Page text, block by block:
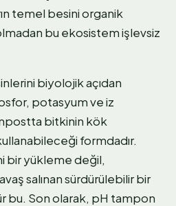
temel besini organik
bu ekosistem işlevsiz
biyolojik açıdan
potasyum ve iz
bitkinin kök
formdadır.
bir yükleme değil,
salınan sürdürülebilir bir
bu. Son olarak, pH tampon